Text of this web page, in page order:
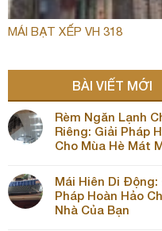
MÁI BẠT XẾP VH 318
BÀI VIẾT MỚI
Rèm Ngăn Lạnh
Riêng: Giải Pháp
Cho Mùa Hè Mát
Mái Hiên Di Động:
Pháp Hoàn Hảo
Nhà Của Bạn